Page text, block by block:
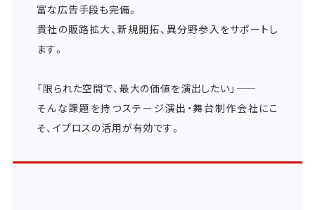
富な広告手段も完備。
貴社の販路拡大、新規開拓、異分野参入をサポートし
ます。
「限られた空間で、最大の価値を演出したい」――
そんな課題を持つステージ演出・舞台制作会社にこ
そ、イプロスの活用が有効です。